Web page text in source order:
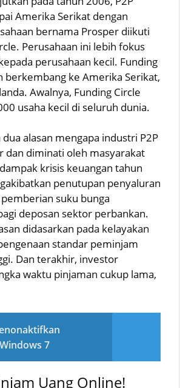
Amerika Serikat dengan
bernama Prosper diikuti
Perusahaan ini lebih fokus
perusahaan kecil. Funding
berkembang ke Amerika Serikat,
Awalnya, Funding Circle
usaha kecil di seluruh dunia.
alasan mengapa industri P2P
dan diminati oleh masyarakat
krisis keuangan tahun
penutupan penyaluran
suku bunga
deposan sektor perbankan.
didasarkan pada kelayakan
standar peminjam
Dan terakhir, investor
waktu pinjaman cukup lama,
7
Uang Online!